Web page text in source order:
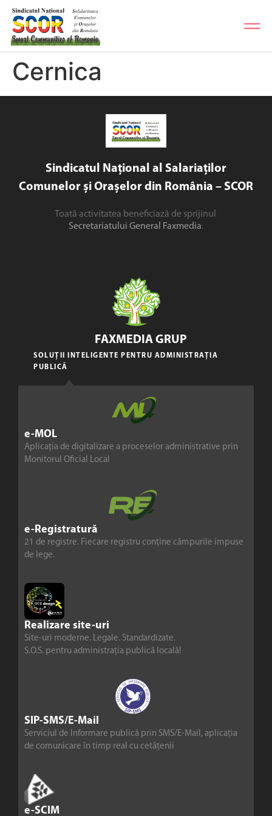
Cernica
Sindicatul Național al Salariaților
Comunelor și Orașelor din România – SCOR
Toată activitatea beneficiază de sprijinul
Secretariatului General Faxmedia.
e-MOL
Aplicația de digitalizare a proceselor administrative prin
Monitorul Oficial Local
e-Registratură
21 de registre. Fiecare registru conține câmpurile impuse
de lege.
Realizare site-uri
Site-uri moderne. Legale. Standardizate.
S.O.S. pentru administrația publică locală!
SIP-SMS/E-Mail
Serviciul de Informare publică prin SMS/E-Mail, aplicația
de comunicare în timp real cu cetățenii
e-SCIM
FAXMEDIA GRUP
SOLUȚII INTELIGENTE PENTRU ADMINISTRAȚIA
PUBLICĂ